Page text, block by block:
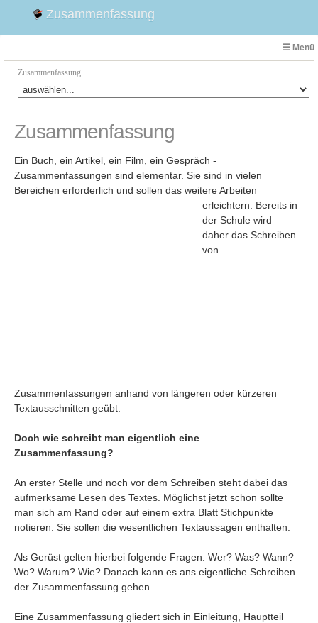
Zusammenfassung
☰ Menü
Zusammenfassung
Willhelm Tell
Effi Briest
Emilia Galotti
1. Weltkrieg Zusammenfassung
News
Foren
Zusammenfassung
Ein Buch, ein Artikel, ein Film, ein Gespräch -
Zusammenfassungen sind elementar. Sie sind in vielen
Bereichen erforderlich und sollen das weitere Arbeiten
erleichtern. Bereits in
der Schule wird
daher das Schreiben
von
Zusammenfassungen anhand von längeren oder kürzeren
Textausschnitten geübt.
Doch wie schreibt man eigentlich eine
Zusammenfassung?
An erster Stelle und noch vor dem Schreiben steht dabei das
aufmerksame Lesen des Textes. Möglichst jetzt schon sollte
man sich am Rand oder auf einem extra Blatt Stichpunkte
notieren. Sie sollen die wesentlichen Textaussagen enthalten.
Als Gerüst gelten hierbei folgende Fragen: Wer? Was? Wann?
Wo? Warum? Wie? Danach kann es ans eigentliche Schreiben
der Zusammenfassung gehen.
Eine Zusammenfassung gliedert sich in Einleitung, Hauptteil